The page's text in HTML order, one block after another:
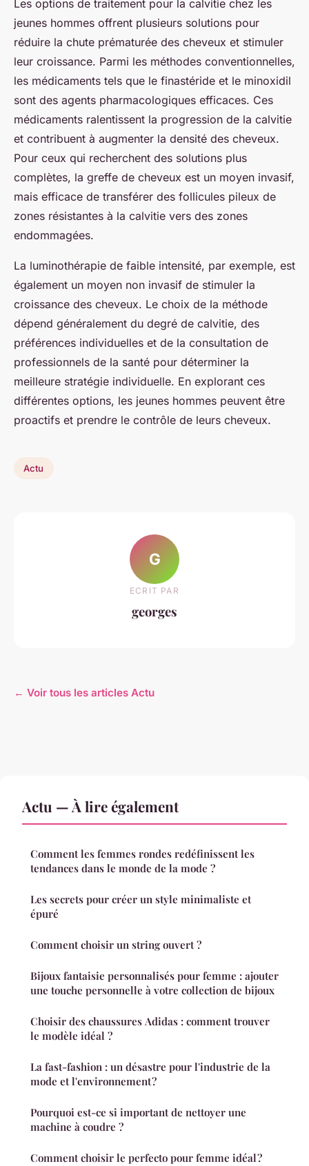
Les options de traitement pour la calvitie chez les
jeunes hommes offrent plusieurs solutions pour
réduire la chute prématurée des cheveux et stimuler
leur croissance. Parmi les méthodes conventionnelles,
les médicaments tels que le finastéride et le minoxidil
sont des agents pharmacologiques efficaces. Ces
médicaments ralentissent la progression de la calvitie
et contribuent à augmenter la densité des cheveux.
Pour ceux qui recherchent des solutions plus
complètes, la greffe de cheveux est un moyen invasif,
mais efficace de transférer des follicules pileux de
zones résistantes à la calvitie vers des zones
endommagées.
La luminothérapie de faible intensité, par exemple, est
également un moyen non invasif de stimuler la
croissance des cheveux. Le choix de la méthode
dépend généralement du degré de calvitie, des
préférences individuelles et de la consultation de
professionnels de la santé pour déterminer la
meilleure stratégie individuelle. En explorant ces
différentes options, les jeunes hommes peuvent être
proactifs et prendre le contrôle de leurs cheveux.
Actu
G
ECRIT PAR
georges
← Voir tous les articles Actu
Actu — À lire également
Comment les femmes rondes redéfinissent les
tendances dans le monde de la mode ?
Les secrets pour créer un style minimaliste et
épuré
Comment choisir un string ouvert ?
Bijoux fantaisie personnalisés pour femme : ajouter
une touche personnelle à votre collection de bijoux
Choisir des chaussures Adidas : comment trouver
le modèle idéal ?
La fast-fashion : un désastre pour l'industrie de la
mode et l'environnement ?
Pourquoi est-ce si important de nettoyer une
machine à coudre ?
Comment choisir le perfecto pour femme idéal ?